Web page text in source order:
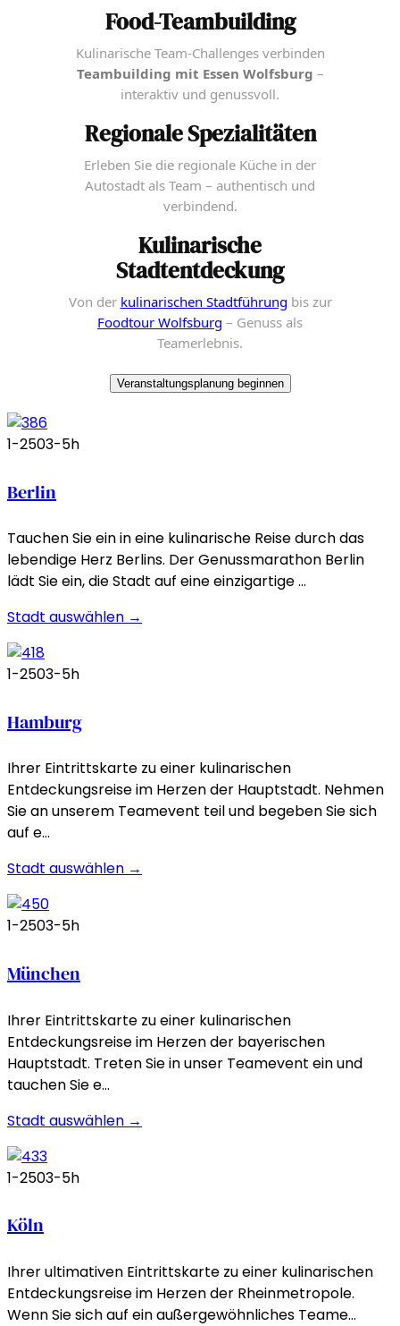
Food-Teambuilding
Kulinarische Team-Challenges verbinden
Teambuilding mit Essen Wolfsburg –
interaktiv und genussvoll.
Regionale Spezialitäten
Erleben Sie die regionale Küche in der
Autostadt als Team – authentisch und
verbindend.
Kulinarische
Stadtentdeckung
Von der kulinarischen Stadtführung bis zur
Foodtour Wolfsburg – Genuss als
Teamerlebnis.
Veranstaltungsplanung beginnen
1-2503-5h
Berlin
Tauchen Sie ein in eine kulinarische Reise durch das
lebendige Herz Berlins. Der Genussmarathon Berlin
lädt Sie ein, die Stadt auf eine einzigartige …
Stadt auswählen →
1-2503-5h
Hamburg
Ihrer Eintrittskarte zu einer kulinarischen
Entdeckungsreise im Herzen der Hauptstadt. Nehmen
Sie an unserem Teamevent teil und begeben Sie sich
auf e…
Stadt auswählen →
1-2503-5h
München
Ihrer Eintrittskarte zu einer kulinarischen
Entdeckungsreise im Herzen der bayerischen
Hauptstadt. Treten Sie in unser Teamevent ein und
tauchen Sie e…
Stadt auswählen →
1-2503-5h
Köln
Ihrer ultimativen Eintrittskarte zu einer kulinarischen
Entdeckungsreise im Herzen der Rheinmetropole.
Wenn Sie sich auf ein außergewöhnliches Teame…